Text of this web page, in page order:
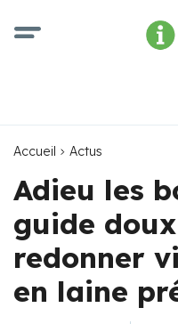
Accueil Actus
Adieu les
guide
redonner
en laine